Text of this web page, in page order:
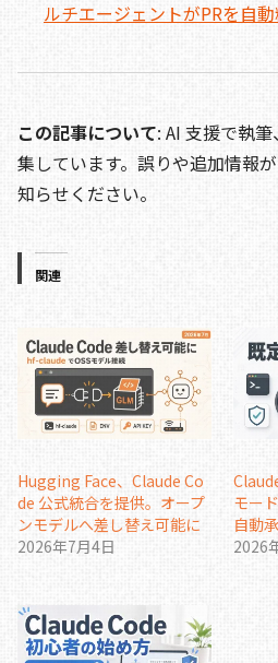
ルチエージェントがPRを自
この記事について: AI 支援で執
集しています。誤りや追加情報
知らせください。
関連
Hugging Face、Claude Co
de 公式統合を提供。オープ
ンモデルへ差し替え可能に
2026年7月4日
モー
自動
2026